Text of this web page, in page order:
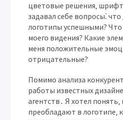
цветовые решения‚
задавал себе вопросы⁚
логотипы успешными? Что
моего видения? Какие
меня положительные
отрицательные?
Помимо анализа
работы известных
агентств․ Я хотел
преобладают в логотипе‚